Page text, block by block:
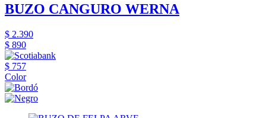
BUZO CANGURO WERNA
$ 2.390
$ 890
$ 757
Color